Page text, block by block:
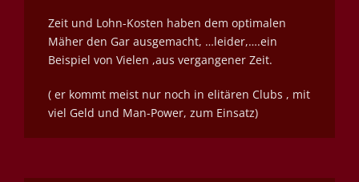
Zeit und Lohn-Kosten haben dem optimalen
Mäher den Gar ausgemacht, …leider,….ein
Beispiel von Vielen ,aus vergangener Zeit.
( er kommt meist nur noch in elitären Clubs , mit
viel Geld und Man-Power, zum Einsatz)